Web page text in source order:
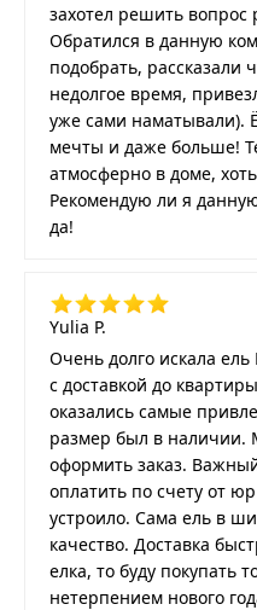
захотел решить вопрос
Обратился в данную
подобрать, рассказали
недолгое время,
уже сами наматывали).
мечты и даже больше!
атмосферно в доме,
Рекомендую ли я
да!
Yulia P.
Очень долго искала
с доставкой до
оказались самые
размер был в наличии.
оформить заказ.
оплатить по счету от
устроило. Сама ель в
качество. Доставка
елка, то буду покупать
нетерпением нового